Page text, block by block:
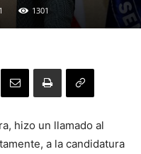
1301
hizo un llamado al
a la candidatura